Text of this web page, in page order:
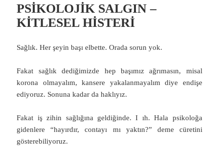
PSİKOLOJİK SALGIN –
KİTLESEL HİSTERİ
Sağlık. Her şeyin başı elbette. Orada sorun yok.
Fakat sağlık dediğimizde hep başımız ağrımasın, misal
korona olmayalım, kansere yakalanmayalım diye endişe
ediyoruz. Sonuna kadar da haklıyız.
Fakat iş zihin sağlığına geldiğinde. I ıh. Hala psikoloğa
gidenlere “hayırdır, contayı mı yaktın?” deme cüretini
gösterebiliyoruz.